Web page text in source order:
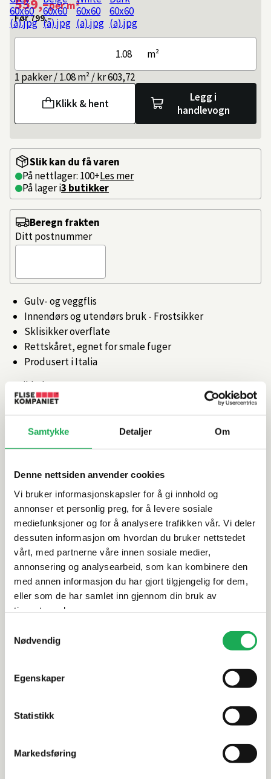
Samtykke Detaljer Om
Denne nettsiden anvender cookies
Vi bruker informasjonskapsler for å gi innhold og
annonser et personlig preg, for å levere sosiale
mediefunksjoner og for å analysere trafikken vår. Vi deler
dessuten informasjon om hvordan du bruker nettstedet
vårt, med partnerne våre innen sosiale medier,
annonsering og analysearbeid, som kan kombinere den
med annen informasjon du har gjort tilgjengelig for dem,
eller som de har samlet inn gjennom din bruk av
tjenestene deres.
Nødvendig
Egenskaper
Statistikk
Markedsføring
559,–per m²
Før799,–
m²
1 pakker / 1.08 m² / kr 603,72
Klikk & hent
Legg i
handlevogn
Slik kan du få varen
På nettlager: 100+Les mer
På lager i3 butikker
Gulv- og veggflis
Innendørs og utendørs bruk - Frostsikker
Sklisikker overflate
Rettskåret, egnet for smale fuger
Produsert i Italia
Artikkelnr.101767964
Beregn frakten
Ditt postnummer
Produktinformasjon
Spesifikasjoner
Rengjøring og vedlikehold
Leveringsinformasjon
Dokumentasjon
Alternative produkter
Dover,
MARINER